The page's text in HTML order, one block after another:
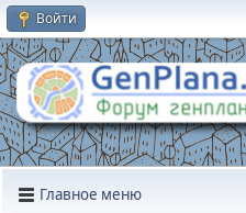
Войти
Главное меню